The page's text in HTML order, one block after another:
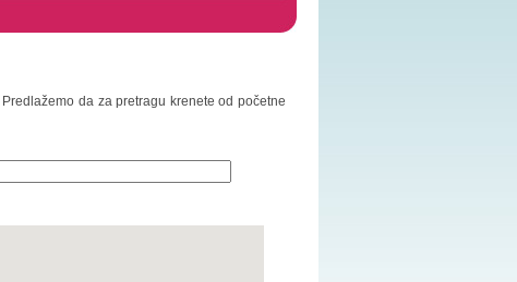
da za pretragu krenete od početne